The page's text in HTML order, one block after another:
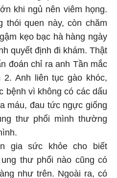
khi ngủ nên viêm họng.
thói quen này, còn chăm
kẹo bạc hà hàng ngày
quyết định đi khám. Thật
đoán chỉ ra anh Tần mắc
Anh liên tục gào khóc,
bệnh vì không có các dấu
máu, đau tức ngực giống
thư phổi mình thường
gia sức khỏe cho biết
thư phổi nào cũng có
như trên. Ngoài ra, có